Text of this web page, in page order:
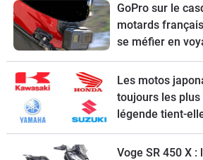
GoPro sur le
motards
se méfier en
Les motos
toujours les plus
légende tient-
2026 ?
Voge SR 450 X